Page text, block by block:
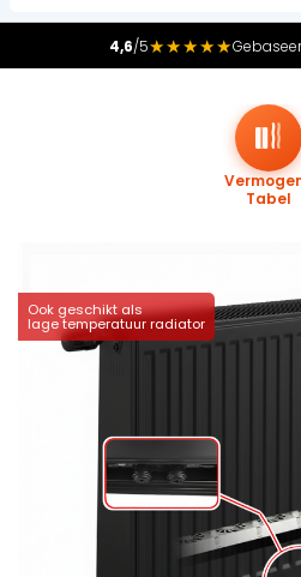
4,6/5★★★★★
Ook geschikt als
lage temperatuur radiator
Tabel